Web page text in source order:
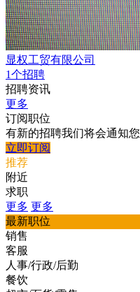
显权工贸有限公司
1个招聘
招聘资讯
更多
订阅职位
有新的招聘我们将会通知您
立即订阅
推荐
附近
求职
更多 更多
最新职位
销售
客服
人事/行政/后勤
餐饮